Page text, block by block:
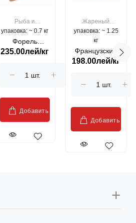
Рыба и
морепродукты
упаковка: ~ 0.7 кг
Форель
лососевая
Moldovenesc"
235.00лей/кг
Добавить
Жареный
цыпленок
упаковка: ~ 1.25
кг
Французский
гриль, кг
198.00лей/кг
Добавить